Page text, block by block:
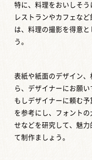
特に、料理をおいしそう
レストランやカフェな
は、料理の撮影を得意
う。
表紙や紙面のデザイン
ら、デザイナーにお願い
もしデザイナーに頼む
を参考にし、フォント
せなどを研究して、魅
て制作ましょう。